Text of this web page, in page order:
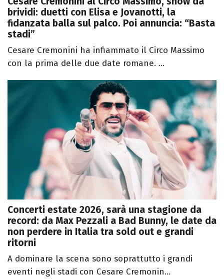
brividi: duetti con Elisa e Jovanotti, la
fidanzata balla sul palco. Poi annuncia: “Basta
stadi”
Cesare Cremonini ha infiammato il Circo Massimo
con la prima delle due date romane. ...
Concerti estate 2026, sarà una stagione da
record: da Max Pezzali a Bad Bunny, le date da
non perdere in Italia tra sold out e grandi
ritorni
A dominare la scena sono soprattutto i grandi
eventi negli stadi con Cesare Cremonin...